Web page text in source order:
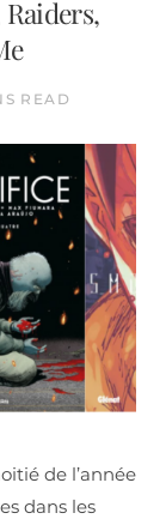
READ
de l’année
dans les